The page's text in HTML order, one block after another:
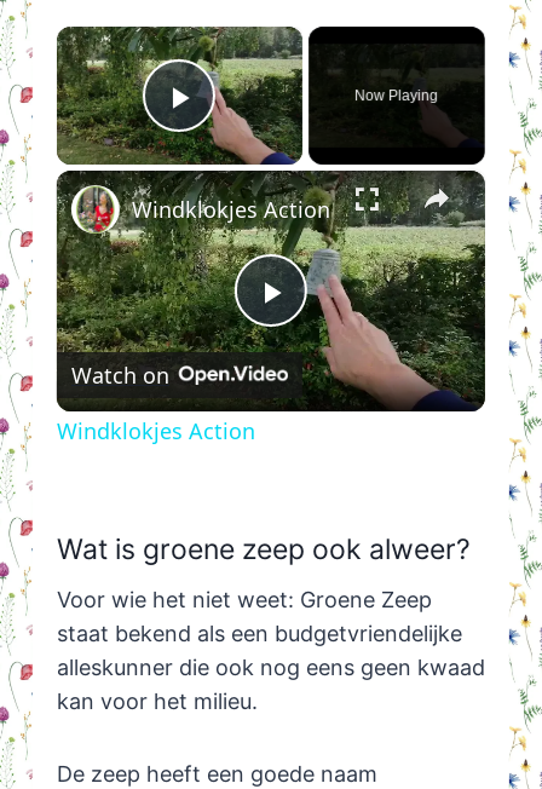
×
Play Video
Now Playing
×
Play
Video
Windklokjes Action
Watch on
Windklokjes Action
Wat is groene zeep ook alweer?
Voor wie het niet weet: Groene Zeep
staat bekend als een budgetvriendelijke
alleskunner die ook nog eens geen kwaad
kan voor het milieu.
De zeep heeft een goede naam